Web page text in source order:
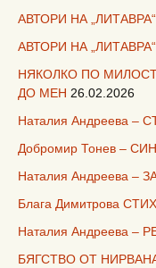
АВТОРИ НА
АВТОРИ НА
НЯКОЛКО ПО
ДО МЕН 26.02.2026
Наталия Андреева –
Добромир Тонев –
Наталия Андреева –
Блага Димитрова
Наталия Андреева –
БЯГСТВО ОТ